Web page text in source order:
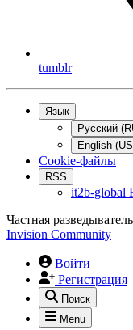
tumblr
Язык
Русский
English
Cookie-файлы
RSS
it2b-global
Частная
Invision Community
Войти
Регистрация
Поиск
Menu